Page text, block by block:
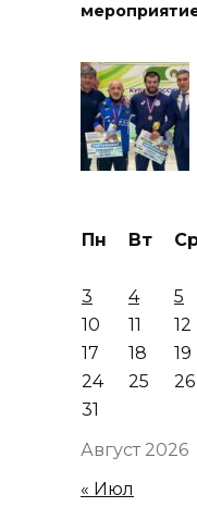
Август 2026
Пн Вт
3
4 5
10
11 12
17
18 19
24
25 26
31
« Июл